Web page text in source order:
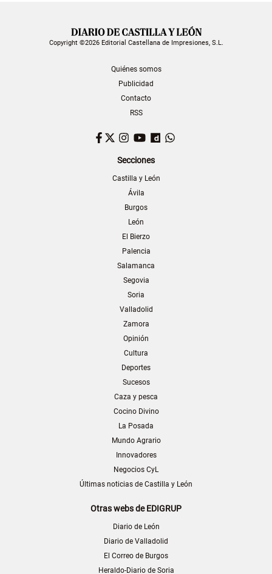
Copyright ©2026 Editorial Castellana de Impresiones, S.L.
Quiénes somos
Publicidad
Contacto
RSS
Facebook
TwitterInstagram
YouTubeDailymotion
Secciones
Castilla y León
Ávila
Burgos
León
El Bierzo
Palencia
Salamanca
Segovia
Soria
Valladolid
Zamora
Opinión
Cultura
Deportes
Sucesos
Caza y pesca
Cocino Divino
La Posada
Mundo Agrario
Innovadores
Negocios CyL
Últimas noticias de Castilla y León
Otras webs de EDIGRUP
Diario de León
Diario de Valladolid
El Correo de Burgos
Heraldo-Diario de Soria